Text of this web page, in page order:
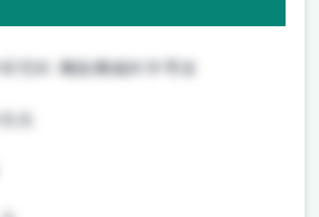
研究科 機能機械科学専攻
生